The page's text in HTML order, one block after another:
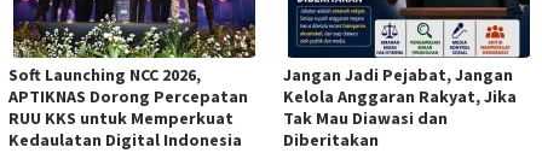
Soft Launching NCC 2026,
APTIKNAS Dorong Percepatan
RUU KKS untuk Memperkuat
Kedaulatan Digital Indonesia
Jangan Jadi Pejabat, Jangan
Kelola Anggaran Rakyat, Jika
Tak Mau Diawasi dan
Diberitakan